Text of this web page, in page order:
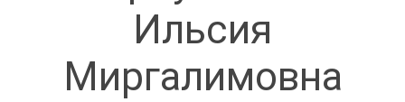
Ильсия
Миргалимовна